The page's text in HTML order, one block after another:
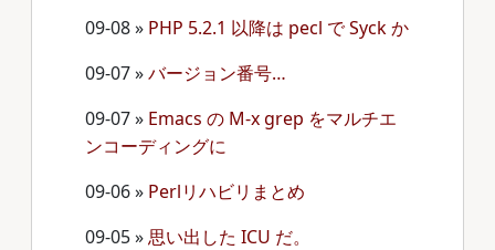
09-08» PHP 5.2.1 以降は pecl で Syck か
09-07»バージョン番号…
09-07» Emacs の M-x grep をマルチエ
ンコーディングに
09-06» Perlリハビリまとめ
09-05»思い出した ICU だ。